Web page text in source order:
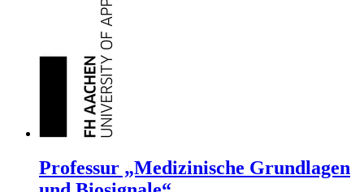
Professur „Medizinische Grundlagen